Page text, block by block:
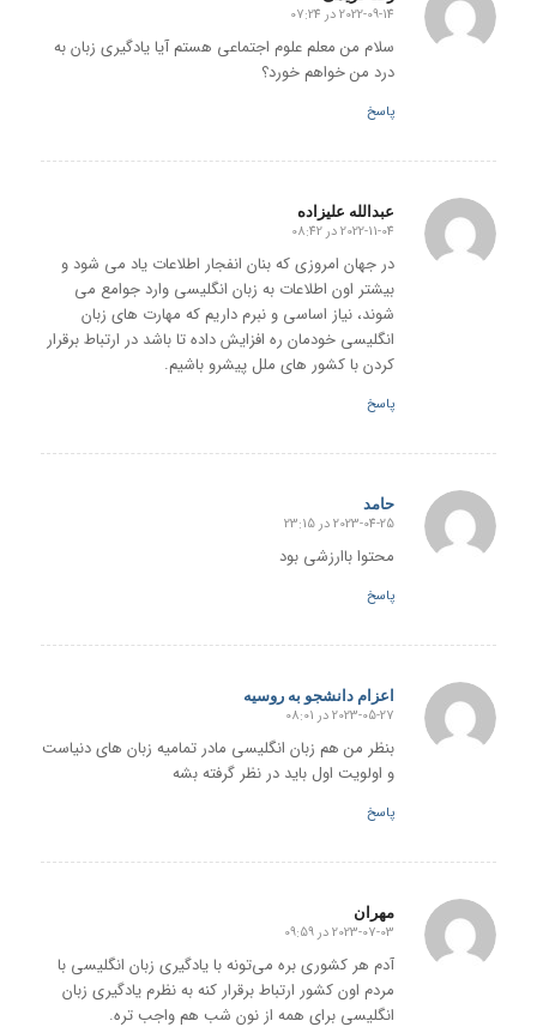
گفته:
2022-09-14 در 07:24
سلام من معلم علوم اجتماعی هستم آیا یادگیری زبان به
درد من خواهم خورد؟
پاسخ
عبدالله علیزاده
گفته:
2022-11-04 در 08:42
در جهان امروزی که بنان انفجار اطلاعات یاد می شود و
بیشتر اون اطلاعات به زبان انگلیسی وارد جوامع می
شوند، نیاز اساسی و نبرم داریم که مهارت های زبان
انگلیسی خودمان ره افزایش داده تا باشد در ارتباط برقرار
کردن با کشور های ملل پیشرو باشیم.
پاسخ
حامد
گفته:
2023-04-25 در 23:15
محتوا باارزشی بود
پاسخ
اعزام دانشجو به روسیه
گفته:
2023-05-27 در 08:01
بنظر من هم زبان انگلیسی مادر تمامیه زبان های دنیاست
و اولویت اول باید در نظر گرفته بشه
پاسخ
مهران
گفته:
2023-07-03 در 09:59
آدم هر کشوری بره می‌تونه با یادگیری زبان انگلیسی با
مردم اون کشور ارتباط برقرار کنه به نظرم یادگیری زبان
انگلیسی برای همه از نون شب هم واجب تره.